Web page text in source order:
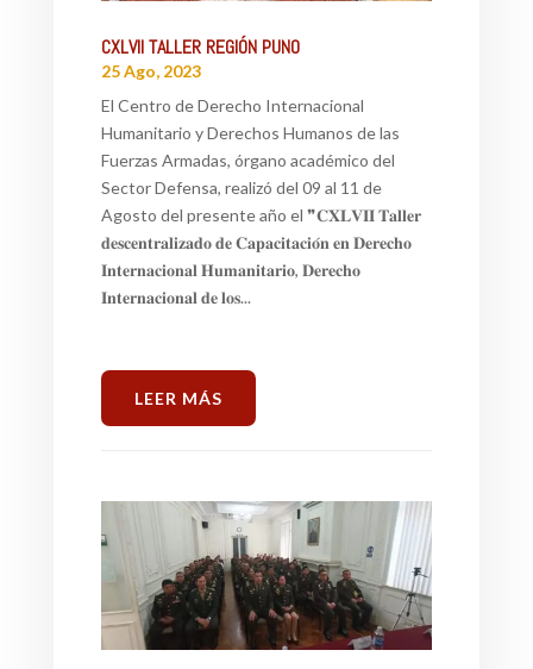
CXLVII TALLER REGIÓN PUNO
25 Ago, 2023
El Centro de Derecho Internacional
Humanitario y Derechos Humanos de las
Fuerzas Armadas, órgano académico del
Sector Defensa, realizó del 09 al 11 de
Agosto del presente año el ❞𝐂𝐗𝐋𝐕𝐈𝐈 𝐓𝐚𝐥𝐥𝐞𝐫
𝐝𝐞𝐬𝐜𝐞𝐧𝐭𝐫𝐚𝐥𝐢𝐳𝐚𝐝𝐨 𝐝𝐞 𝐂𝐚𝐩𝐚𝐜𝐢𝐭𝐚𝐜𝐢𝐨́𝐧 𝐞𝐧 𝐃𝐞𝐫𝐞𝐜𝐡𝐨
𝐈𝐧𝐭𝐞𝐫𝐧𝐚𝐜𝐢𝐨𝐧𝐚𝐥 𝐇𝐮𝐦𝐚𝐧𝐢𝐭𝐚𝐫𝐢𝐨, 𝐃𝐞𝐫𝐞𝐜𝐡𝐨
𝐈𝐧𝐭𝐞𝐫𝐧𝐚𝐜𝐢𝐨𝐧𝐚𝐥 𝐝𝐞 𝐥𝐨𝐬...
LEER MÁS